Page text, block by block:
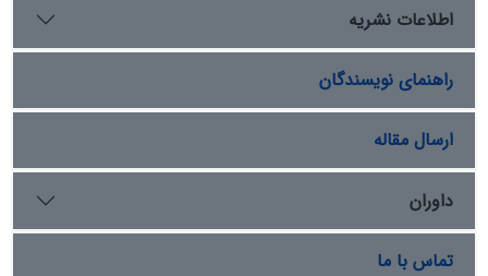
اطلاعات نشریه
راهنمای نویسندگان
ارسال مقاله
داوران
تماس با ما